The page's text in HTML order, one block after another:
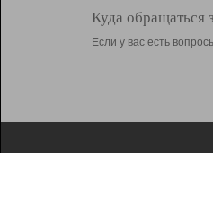
Куда
Если у вас есть